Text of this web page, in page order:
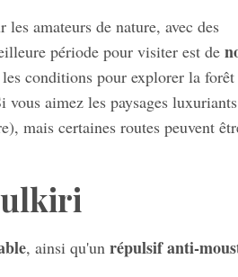
les amateurs de nature, avec des
période pour visiter est de
conditions pour explorer la
aimez les paysages
mais certaines routes peuvent
, ainsi qu'un répulsif anti-